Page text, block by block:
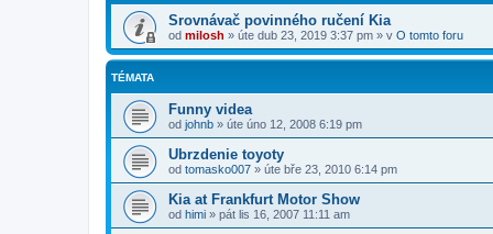
Srovnávač povinného ručení Kia
od milosh » úte dub 23, 2019 3:37 pm » v O tomto foru
TÉMATA
Funny videa
od johnb » úte úno 12, 2008 6:19 pm
Ubrzdenie toyoty
od tomasko007 » úte bře 23, 2010 6:14 pm
Kia at Frankfurt Motor Show
od himi » pát lis 16, 2007 11:11 am